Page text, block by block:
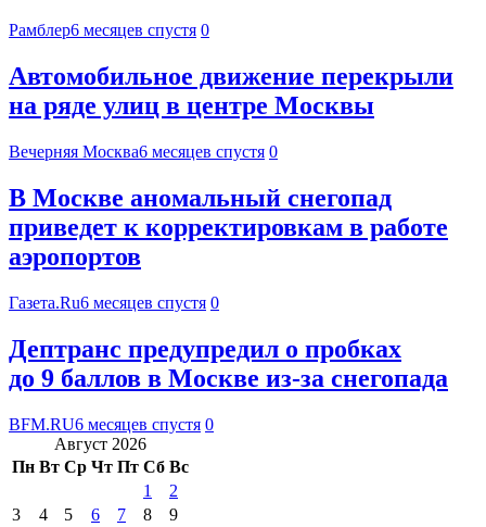
Рамблер6 месяцев спустя 0
Автомобильное движение перекрыли
на ряде улиц в центре Москвы
Вечерняя Москва6 месяцев спустя 0
В Москве аномальный снегопад
приведет к корректировкам в работе
аэропортов
Газета.Ru6 месяцев спустя 0
Дептранс предупредил о пробках
до 9 баллов в Москве из-за снегопада
BFM.RU6 месяцев спустя 0
Август 2026
Пн Вт Ср Чт Пт Сб Вс
1
2
3
4 5 6 7 8
9